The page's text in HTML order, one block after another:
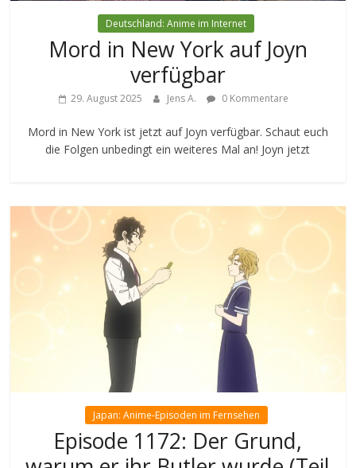
Deutschland: Anime im Internet
Mord in New York auf Joyn
verfügbar
29. August 2025 Jens A. 0 Kommentare
Mord in New York ist jetzt auf Joyn verfügbar. Schaut euch
die Folgen unbedingt ein weiteres Mal an! Joyn jetzt
Japan: Anime-Episoden im Fernsehen
Episode 1172: Der Grund,